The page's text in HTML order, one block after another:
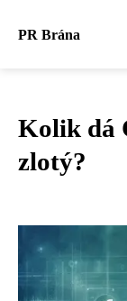
PR Brána
Kolik dá
zlotý?